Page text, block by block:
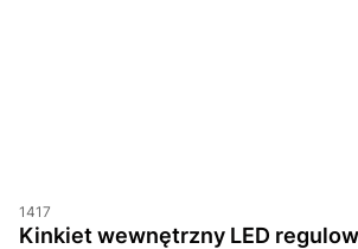
1417
Kinkiet wewnętrzny LED